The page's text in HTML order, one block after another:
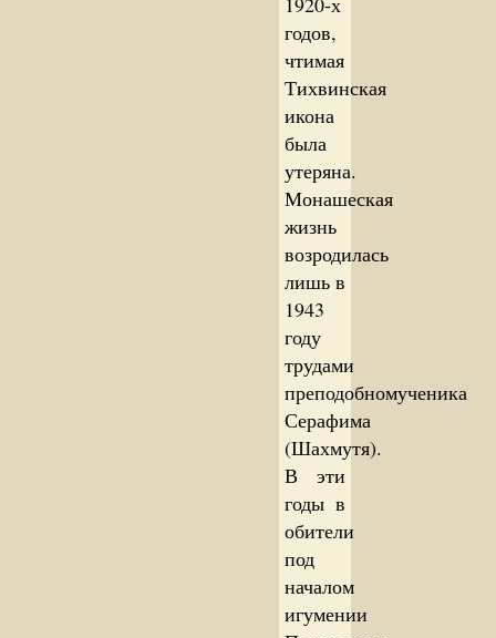
годов,
чтимая
Тихвинская
икона
была
утеряна.
Монашеская
жизнь
возродилась
лишь в
1943
году
трудами
преподобномученика
Серафима
(Шахмутя).
В эти
годы в
обители
под
началом
игумении